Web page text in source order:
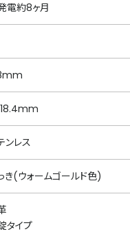
電約8ヶ月
ンレス
き(ウォームゴールド色)
タイプ